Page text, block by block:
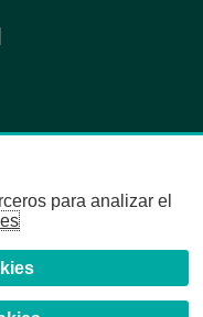
para analizar el